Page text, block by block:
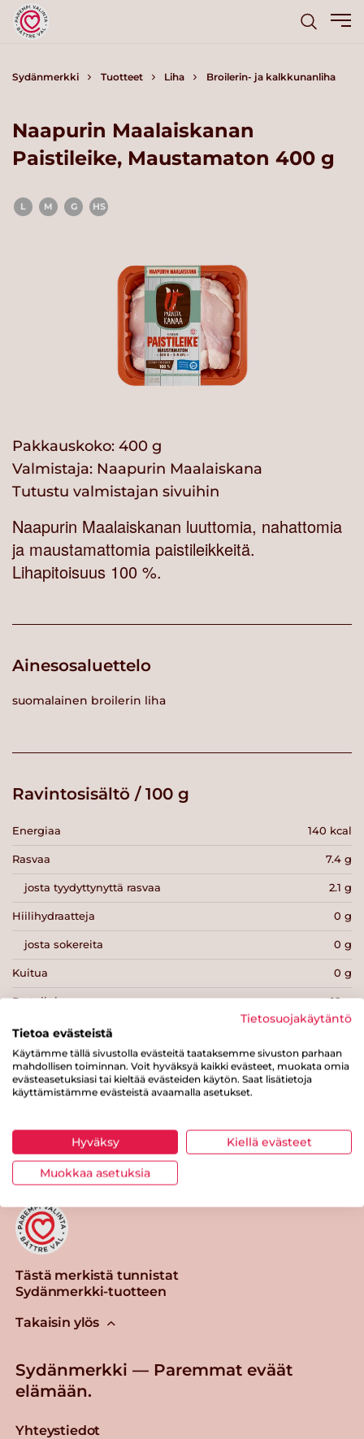
Sydänmerkki Tuotteet Liha Broilerin- ja kalkkunanliha
Naapurin Maalaiskanan
Paistileike, Maustamaton 400 g
L M G HS
Pakkauskoko: 400 g
Valmistaja: Naapurin Maalaiskana
Tutustu valmistajan sivuihin
Naapurin Maalaiskanan luuttomia, nahattomia
ja maustamattomia paistileikkeitä.
Lihapitoisuus 100 %.
Ainesosaluettelo
suomalainen broilerin liha
Ravintosisältö / 100 g
Energiaa 140 kcal
Rasvaa 7.4 g
josta tyydyttynyttä rasvaa 2.1 g
Hiilihydraatteja 0 g
josta sokereita 0 g
Kuitua 0 g
Proteiinia 19 g
Suolaa
Tästä merkistä tunnistat
Sydänmerkki-tuotteen
Takaisin ylös
Sydänmerkki — Paremmat eväät
elämään.
Yhteystiedot
Tietosuojakäytäntö
Tietoa evästeistä
Käytämme tällä sivustolla evästeitä taataksemme sivuston parhaan
mahdollisen toiminnan. Voit hyväksyä kaikki evästeet, muokata omia
evästeasetuksiasi tai kieltää evästeiden käytön. Saat lisätietoja
käyttämistämme evästeistä avaamalla asetukset.
Hyväksy Kiellä evästeet
Muokkaa asetuksia